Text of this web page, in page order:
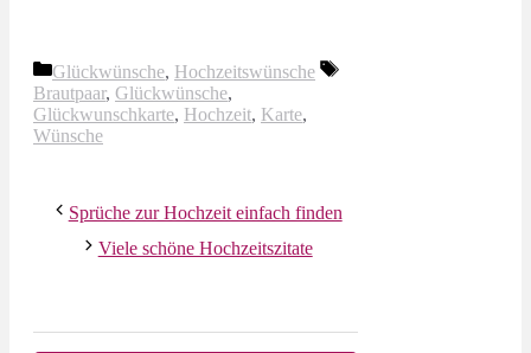
Kategorien
Glückwünsche, Hochzeitswünsche
Schlagwörter
Brautpaar, Glückwünsche,
Glückwunschkarte, Hochzeit, Karte,
Wünsche
Sprüche zur Hochzeit einfach finden
Viele schöne Hochzeitszitate